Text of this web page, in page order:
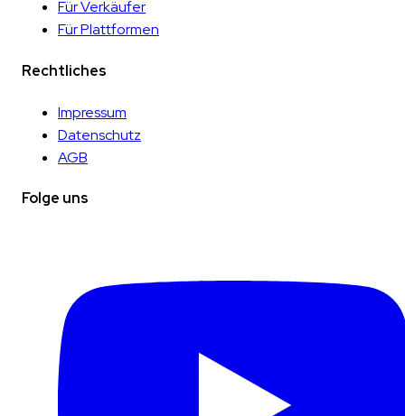
Für Verkäufer
Für Plattformen
Rechtliches
Impressum
Datenschutz
AGB
Folge uns